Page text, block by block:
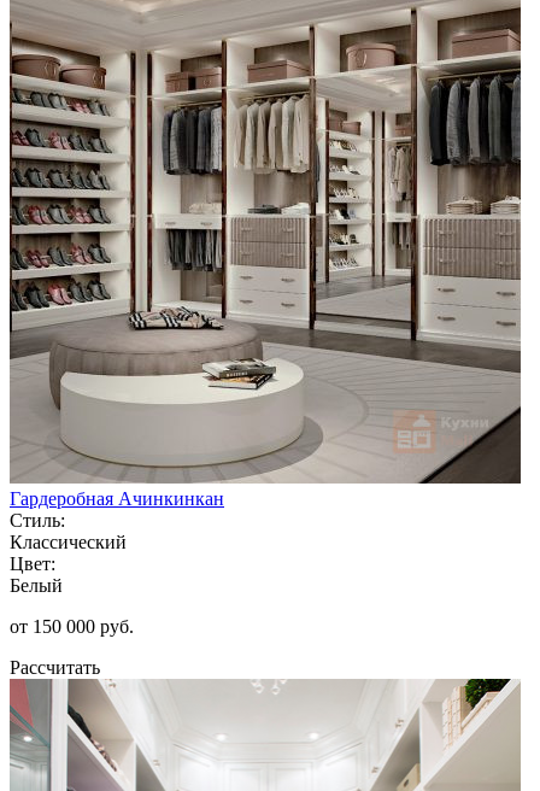
Гардеробная Ачинкинкан
Стиль:
Классический
Цвет:
Белый
от 150 000 руб.
Рассчитать